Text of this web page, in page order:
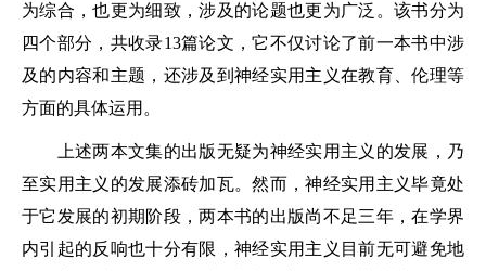
为综合，也更为细致，涉及的论题也更为广泛。该书分为
四个部分，共收录13篇论文，它不仅讨论了前一本书中涉
及的内容和主题，还涉及到神经实用主义在教育、伦理等
方面的具体运用。
上述两本文集的出版无疑为神经实用主义的发展，乃
至实用主义的发展添砖加瓦。然而，神经实用主义毕竟处
于它发展的初期阶段，两本书的出版尚不足三年，在学界
内引起的反响也十分有限，神经实用主义目前无可避免地